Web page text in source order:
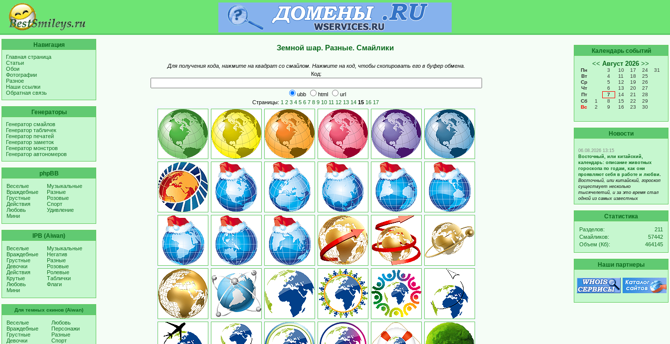
Навигация
Главная страница
Статьи
Обои
Фотографии
Разное
Наши ссылки
Обратная связь
Генераторы
Генератор смайлов
Генератор табличек
Генератор печатей
Генератор заметок
Генератор монстров
Генератор автономеров
phpBB
Веселые
Враждебные
Грустные
Действия
Любовь
Мини
Музыкальные
Разные
Розовые
Спорт
Удивление
IPB (Aiwan)
Веселые
Враждебные
Грустные
Девочки
Действия
Крутые
Любовь
Мини
Музыкальные
Негатив
Разные
Розовые
Ролевые
Таблички
Флаги
Для темных скинов (Aiwan)
Веселые
Враждебные
Грустные
Девочки
Любовь
Персонажи
Разные
Спорт
Земной шар. Разные. Смайлики
Для получения кода, нажмите на квадрат со смайлом. Нажмите на код, чтобы скопировать его в буфер обмена.
Код:
ubb html
url
Страницы: 1 2 3 4 5 6 7 8 9 10 11 12 13 14 15 16 17
Календарь событий
Новости
Статистика
Разделов:
211
Смайликов:
57442
Объем (Кб):
464145
Наши партнеры